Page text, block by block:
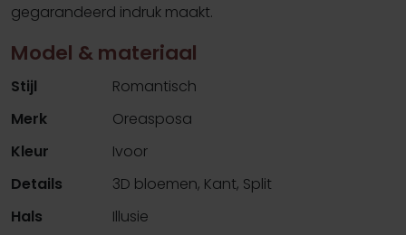
gegarandeerd indruk maakt.
Model & materiaal
Stijl
Romantisch
Merk
Oreasposa
Kleur
Ivoor
Details
3D bloemen, Kant, Split
Hals
Illusie